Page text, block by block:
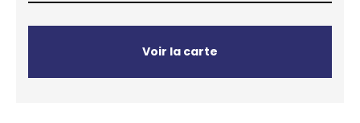
Voir la carte